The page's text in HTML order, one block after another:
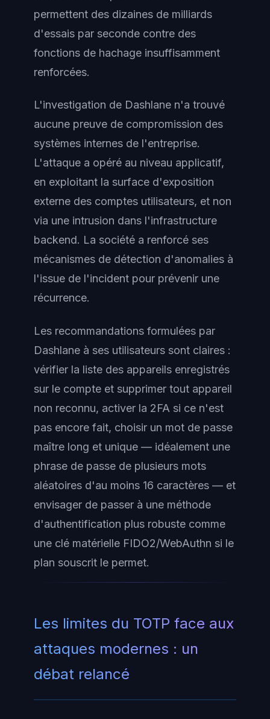
permettent des dizaines de milliards
d'essais par seconde contre des
fonctions de hachage insuffisamment
renforcées.
L'investigation de Dashlane n'a trouvé
aucune preuve de compromission des
systèmes internes de l'entreprise.
L'attaque a opéré au niveau applicatif,
en exploitant la surface d'exposition
externe des comptes utilisateurs, et non
via une intrusion dans l'infrastructure
backend. La société a renforcé ses
mécanismes de détection d'anomalies à
l'issue de l'incident pour prévenir une
récurrence.
Les recommandations formulées par
Dashlane à ses utilisateurs sont claires :
vérifier la liste des appareils enregistrés
sur le compte et supprimer tout appareil
non reconnu, activer la 2FA si ce n'est
pas encore fait, choisir un mot de passe
maître long et unique — idéalement une
phrase de passe de plusieurs mots
aléatoires d'au moins 16 caractères — et
envisager de passer à une méthode
d'authentification plus robuste comme
une clé matérielle FIDO2/WebAuthn si le
plan souscrit le permet.
Les limites du TOTP face aux
attaques modernes : un
débat relancé